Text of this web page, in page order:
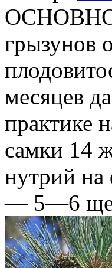
грызунов
месяцев
практике
самки 14
нутрий
— 5—6